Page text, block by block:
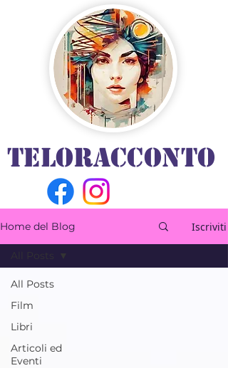
TELORACCONTO
Home del Blog Iscriviti
All Posts
Film
Libri
Articoli ed
Eventi